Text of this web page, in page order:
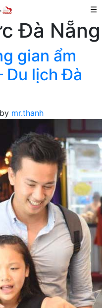
☰
Đà Nẵng
gian ẩm
Du lịch Đà
by mr.thanh